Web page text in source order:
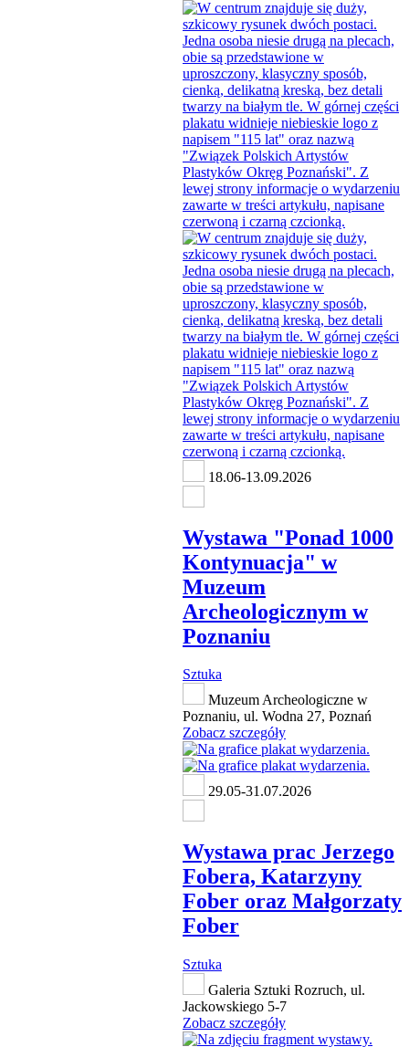
18.06-13.09.2026
Wystawa "Ponad 1000
Kontynuacja" w
Muzeum
Archeologicznym w
Poznaniu
Sztuka
Muzeum Archeologiczne w
Poznaniu, ul. Wodna 27, Poznań
Zobacz szczegóły
29.05-31.07.2026
Wystawa prac Jerzego
Fobera, Katarzyny
Fober oraz Małgorzaty
Fober
Sztuka
Galeria Sztuki Rozruch, ul.
Jackowskiego 5-7
Zobacz szczegóły